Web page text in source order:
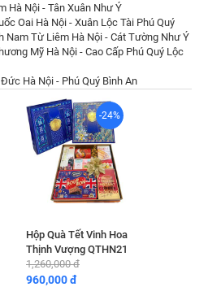
Hà Nội - Tân Xuân Như Ý
Oai Hà Nội - Xuân Lộc Tài Phú Quý
Nam Từ Liêm Hà Nội - Cát Tường Như Ý
Mỹ Hà Nội - Cao Cấp Phú Quý Lộc
Hà Nội - Phú Quý Bình An
-24%
Hộp Quà Tết Vinh Hoa
Thịnh Vượng QTHN21
1,260,000 đ
960,000 đ